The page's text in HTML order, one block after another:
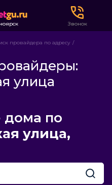
Звонок
провайдера по адресу
улица
по
улица,